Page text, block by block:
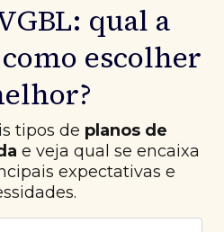
qual a
escolher
tipos de planos de
e veja qual se encaixa
expectativas e